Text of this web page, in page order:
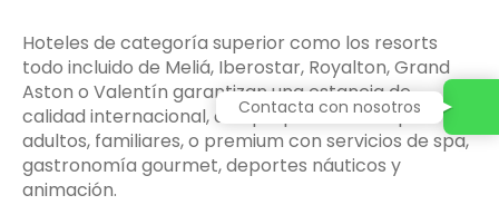
Hoteles de categoría superior como los resorts
todo incluido de Meliá, Iberostar, Royalton, Grand
Aston o Valentín garantizan una estancia de
calidad internacional, con propuestas solo para
adultos, familiares, o premium con servicios de spa,
gastronomía gourmet, deportes náuticos y
animación.
Contacta con nosotros